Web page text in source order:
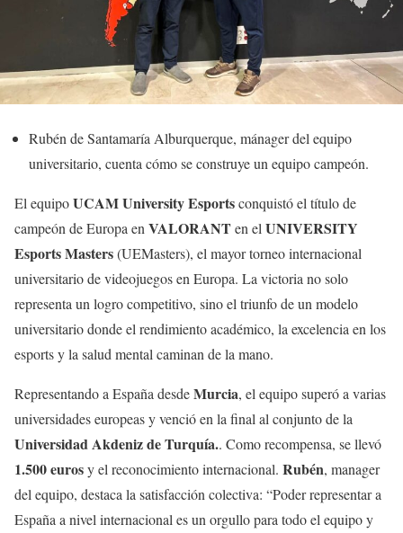
Rubén de Santamaría Alburquerque, mánager del equipo
universitario, cuenta cómo se construye un equipo campeón.
El equipoUCAM University Esportsconquistó el título de
campeón de Europa en VALORANTen el UNIVERSITY
Esports Masters(UEMasters), el mayor torneo internacional
universitario de videojuegos en Europa. La victoria no solo
representa un logro competitivo, sino el triunfo de un modelo
universitario donde el rendimiento académico, la excelencia en los
esports y la salud mental caminan de la mano.
Representando a España desdeMurcia, el equipo superó a varias
universidades europeas y venció en la final al conjunto de la
Universidad Akdeniz de Turquía.. Como recompensa, se llevó
1.500 eurosy el reconocimiento internacional. Rubén, manager
del equipo, destaca la satisfacción colectiva: “Poder representar a
España a nivel internacional es un orgullo para todo el equipo y